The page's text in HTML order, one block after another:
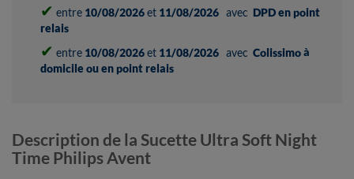
✔ entre 10/08/2026et 11/08/2026 avec DPD en point
relais
✔ entre 10/08/2026et 11/08/2026 avec Colissimo à
domicile ou en point relais
Description de la Sucette Ultra Soft Night
Time Philips Avent